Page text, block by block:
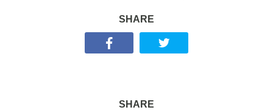
SHARE
SHARE